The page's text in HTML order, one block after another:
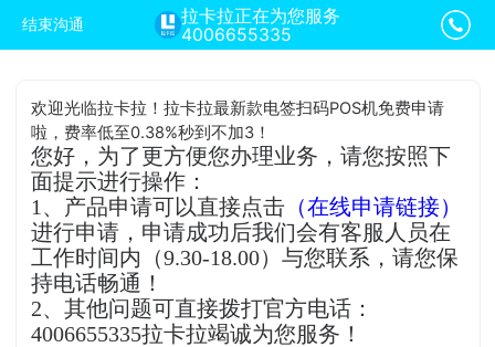
结束沟通
拉卡拉正在为您服务
4006655335
欢迎光临拉卡拉！拉卡拉最新款电签扫码POS机免费申请
啦，费率低至0.38%秒到不加3！
您好，为了更方便您办理业务，请您按照下
面提示进行操作：
1、产品申请可以直接点击 （在线申请链接）
进行申请，申请成功后我们会有客服人员在
工作时间内（9.30-18.00）与您联系，请您保
持电话畅通！
2、其他问题可直接拨打官方电话：
4006655335拉卡拉竭诚为您服务！